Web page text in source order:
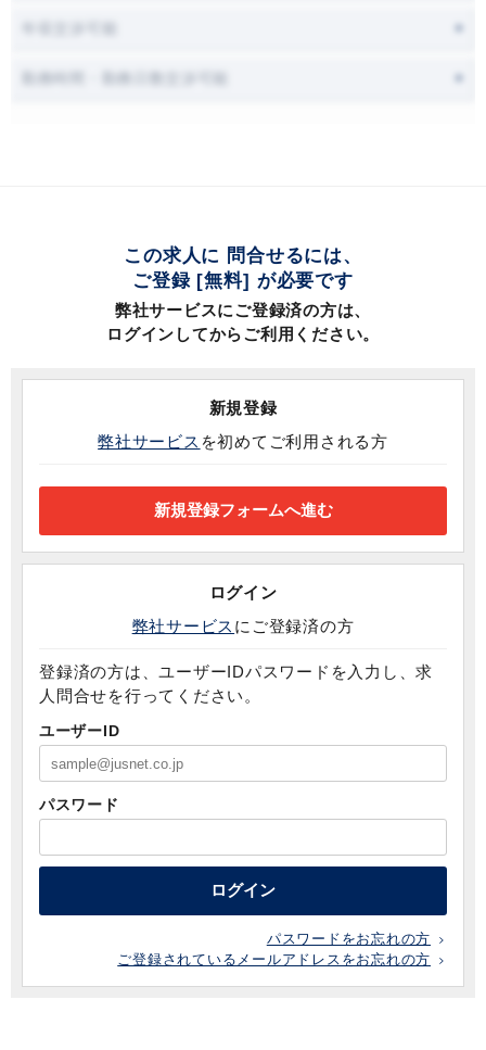
この求人に 問合せるには、
ご登録 [無料] が必要です
弊社サービスにご登録済の方は、
ログインしてからご利用ください。
新規登録
弊社サービス を初めてご利用される方
ログイン
弊社サービス にご登録済の方
登録済の方は、ユーザーIDパスワードを入力し、求
人問合せを行ってください。
ユーザーID
パスワード
ログイン
パスワードをお忘れの方
ご登録されているメールアドレスをお忘れの方